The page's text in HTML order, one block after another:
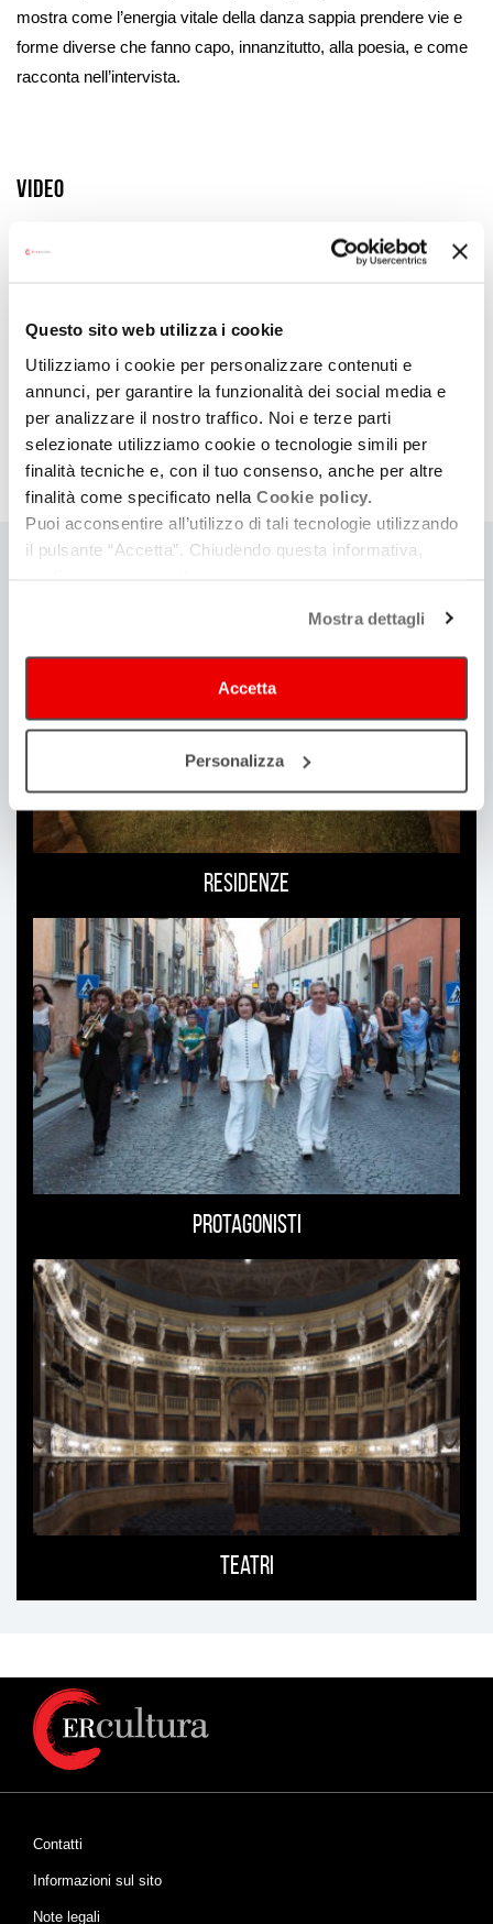
Questo sito web utilizza i cookie
Utilizziamo i cookie per personalizzare contenuti e
annunci, per garantire la funzionalità dei social media e
per analizzare il nostro traffico. Noi e terze parti
selezionate utilizziamo cookie o tecnologie simili per
finalità tecniche e, con il tuo consenso, anche per altre
finalità come specificato nella Cookie policy.
Puoi acconsentire all’utilizzo di tali tecnologie utilizzando
il pulsante “Accetta”. Chiudendo questa informativa,
Mostra dettagli
Accetta
Personalizza
mostra come l’energia vitale della danza sappia prendere vie e
forme diverse che fanno capo, innanzitutto, alla poesia, e come
racconta nell’intervista.
Video
OVER DANCE. Intervista a Angelin Preljocaj
interessare
Residenze
Protagonisti
Teatri
Contatti
Informazioni sul sito
Note legali